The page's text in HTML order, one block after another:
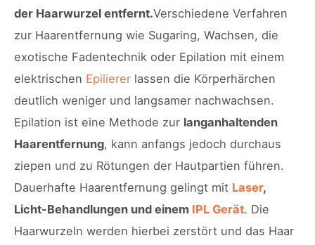
der Haarwurzel entfernt.Verschiedene Verfahren
zur Haarentfernung wie Sugaring, Wachsen, die
exotische Fadentechnik oder Epilation mit einem
elektrischen Epilierer lassen die Körperhärchen
deutlich weniger und langsamer nachwachsen.
Epilation ist eine Methode zur langanhaltenden
Haarentfernung, kann anfangs jedoch durchaus
ziepen und zu Rötungen der Hautpartien führen.
Dauerhafte Haarentfernung gelingt mit Laser,
Licht-Behandlungen und einem IPL Gerät. Die
Haarwurzeln werden hierbei zerstört und das Haar